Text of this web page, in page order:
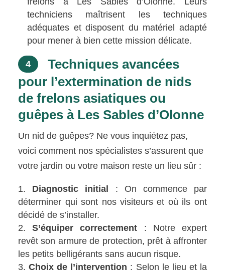
techniciens maîtrisent les techniques
adéquates et disposent du matériel adapté
pour mener à bien cette mission délicate.
4
Techniques avancées
pour l’extermination de nids
de frelons asiatiques ou
guêpes à Les Sables d’Olonne
Un nid de guêpes? Ne vous inquiétez pas,
voici comment nos spécialistes s’assurent que
votre jardin ou votre maison reste un lieu sûr :
Diagnostic initial : On commence par
déterminer qui sont nos visiteurs et où ils ont
décidé de s’installer.
S’équiper correctement : Notre expert
revêt son armure de protection, prêt à affronter
les petits belligérants sans aucun risque.
Choix de l’intervention : Selon le lieu et la